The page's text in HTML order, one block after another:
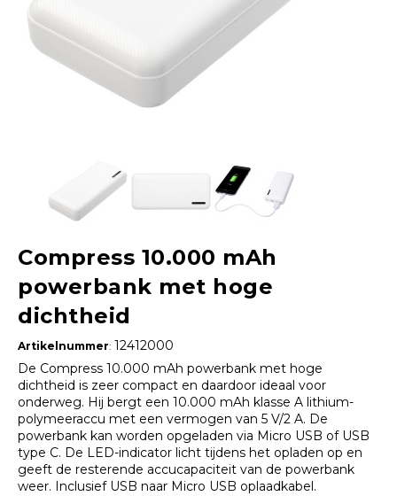
Compress 10.000 mAh
powerbank met hoge
dichtheid
Artikelnummer: 12412000
De Compress 10.000 mAh powerbank met hoge
dichtheid is zeer compact en daardoor ideaal voor
onderweg. Hij bergt een 10.000 mAh klasse A lithium-
polymeeraccu met een vermogen van 5 V/2 A. De
powerbank kan worden opgeladen via Micro USB of USB
type C. De LED-indicator licht tijdens het opladen op en
geeft de resterende accucapaciteit van de powerbank
weer. Inclusief USB naar Micro USB oplaadkabel.